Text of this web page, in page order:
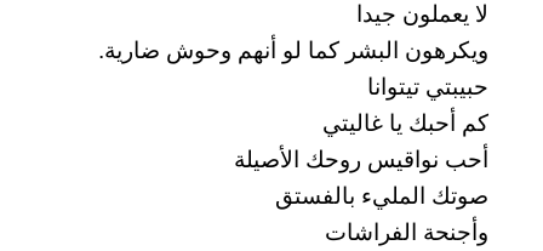
لا يعملون جيدا
ويكرهون البشر كما لو أنهم وحوش ضارية.
حبيبتي تيتوانا
كم أحبك يا غاليتي
أحب نواقيس روحك الأصيلة
صوتك المليء بالفستق
وأجنحة الفراشات